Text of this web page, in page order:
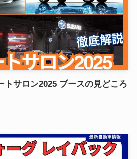
トサロン2025 ブースの見どころ